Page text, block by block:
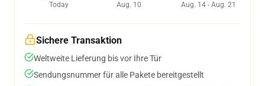
Today
Aug. 10
Aug. 14 - Aug. 21
Sichere Transaktion
Weltweite Lieferung bis vor Ihre Tür
Sendungsnummer für alle Pakete bereitgestellt